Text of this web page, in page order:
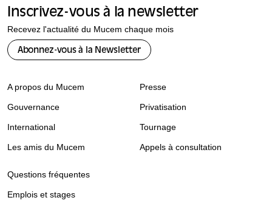
Inscrivez-vous à la newsletter
Recevez l'actualité du Mucem chaque mois
Abonnez-vous à la Newsletter
A propos du Mucem
Gouvernance
International
Les amis du Mucem
Presse
Privatisation
Tournage
Appels à consultation
Questions fréquentes
Emplois et stages